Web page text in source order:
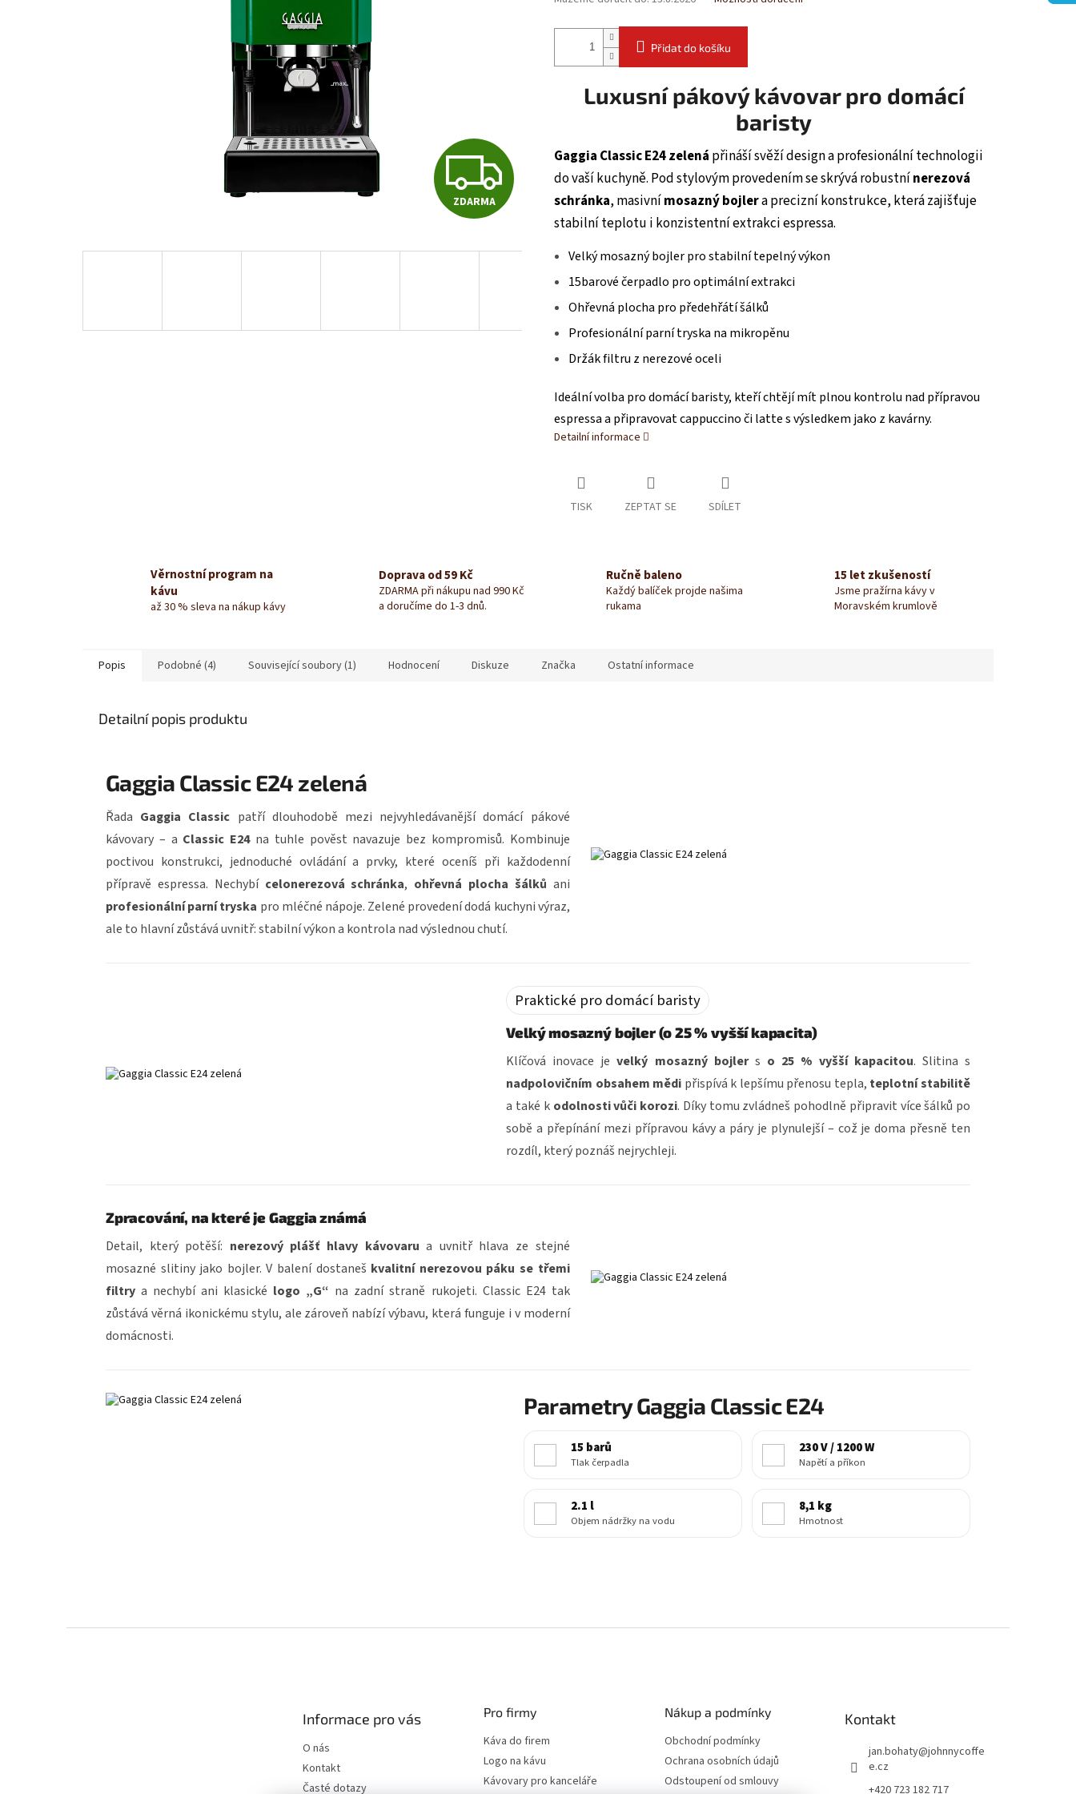
Z
D
R
ZDARMA
Přidat do košíku
Luxusní pákový kávovar pro domácí
baristy
Gaggia Classic E24 zelená přináší svěží design a profesionální technologii
do vaší kuchyně. Pod stylovým provedením se skrývá robustnínerezová
schránka, masivnímosazný bojlera precizní konstrukce, která zajišťuje
stabilní teplotu i konzistentní extrakci espressa.
Velký mosazný bojler pro stabilní tepelný výkon
15barové čerpadlo pro optimální extrakci
Ohřevná plocha pro předehřátí šálků
Profesionální parní tryska na mikropěnu
Držák filtru z nerezové oceli
Ideální volba pro domácí baristy, kteří chtějí mít plnou kontrolu nad přípravou
espressa a připravovat cappuccino či latte s výsledkem jako z kavárny.
Detailní informace
TISK ZEPTAT SE SDÍLET
Věrnostní program na
kávu
až 30 % sleva na nákup kávy
Doprava od 59 Kč
ZDARMA při nákupu nad 990 Kč
a doručíme do 1-3 dnů.
Ručně baleno
Každý balíček projde našima
rukama
15 let zkušeností
Jsme pražírna kávy v
Moravském krumlově
Popis Podobné (4) Související soubory (1) Hodnocení Diskuze Značka Ostatní informace
Detailní popis produktu
Gaggia Classic E24 zelená
Řada Gaggia Classic patří dlouhodobě mezi nejvyhledávanější domácí pákové
kávovary – a Classic E24na tuhle pověst navazuje bez kompromisů. Kombinuje
poctivou konstrukci, jednoduché ovládání a prvky, které oceníš při každodenní
přípravě espressa. Nechybí celonerezová schránka, ohřevná plocha šálků ani
profesionální parní tryska pro mléčné nápoje. Zelené provedení dodá kuchyni výraz,
ale to hlavní zůstává uvnitř: stabilní výkon a kontrola nad výslednou chutí.
Praktické pro domácí baristy
Velký mosazný bojler (o 25 % vyšší kapacita)
Klíčová inovace jevelký mosazný bojlers o 25 % vyšší kapacitou. Slitina s
nadpolovičním obsahem mědi přispívá k lepšímu přenosu tepla, teplotní stabilitě
a také k odolnosti vůči korozi. Díky tomu zvládneš pohodlně připravit více šálků po
sobě a přepínání mezi přípravou kávy a páry je plynulejší – což je doma přesně ten
rozdíl, který poznáš nejrychleji.
Zpracování, na které je Gaggia známá
Detail, který potěší: nerezový plášť hlavy kávovaru a uvnitř hlava ze stejné
mosazné slitiny jako bojler. V balení dostaneš kvalitní nerezovou páku se třemi
filtry a nechybí ani klasické logo „G“ na zadní straně rukojeti. Classic E24 tak
zůstává věrná ikonickému stylu, ale zároveň nabízí výbavu, která funguje i v moderní
domácnosti.
Parametry Gaggia Classic E24
15 barů
Tlak čerpadla
230 V / 1200 W
Napětí a příkon
2.1 l
Objem nádržky na vodu
8,1 kg
Hmotnost
Informace pro vás
O nás
Kontakt
Časté dotazy
Pro firmy
Káva do firem
Logo na kávu
Kávovary pro kanceláře
Nákup a podmínky
Obchodní podmínky
Ochrana osobních údajů
Odstoupení od smlouvy
Kontakt
jan.bohaty@johnnycoffe
e.cz
+420 723 182 717